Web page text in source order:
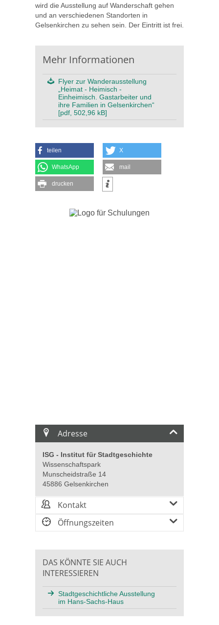
wird die Ausstellung auf Wanderschaft gehen
und an verschiedenen Standorten in
Gelsenkirchen zu sehen sein. Der Eintritt ist frei.
Mehr Informationen
Flyer zur Wanderausstellung
„Heimat - Heimisch -
Einheimisch. Gastarbeiter und
ihre Familien in Gelsenkirchen“
[pdf, 502,96 kB]
teilen X
WhatsApp mail
drucken
Adresse
ISG - Institut für Stadtgeschichte
Wissenschaftspark
Munscheidstraße 14
45886 Gelsenkirchen
Kontakt
Öffnungszeiten
DAS KÖNNTE SIE AUCH
INTERESSIEREN
Stadtgeschichtliche Ausstellung
im Hans-Sachs-Haus